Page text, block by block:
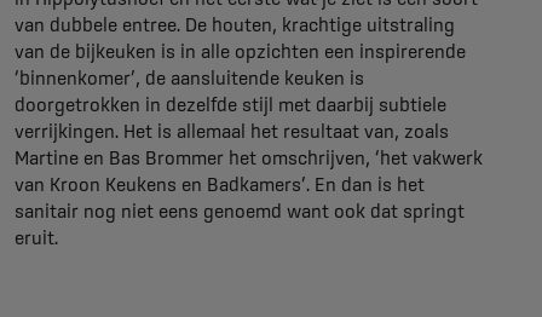
van dubbele entree. De houten, krachtige uitstraling
van de bijkeuken is in alle opzichten een inspirerende
‘binnenkomer’, de aansluitende keuken is
doorgetrokken in dezelfde stijl met daarbij subtiele
verrijkingen. Het is allemaal het resultaat van, zoals
Martine en Bas Brommer het omschrijven, ‘het vakwerk
van Kroon Keukens en Badkamers’. En dan is het
sanitair nog niet eens genoemd want ook dat springt
eruit.